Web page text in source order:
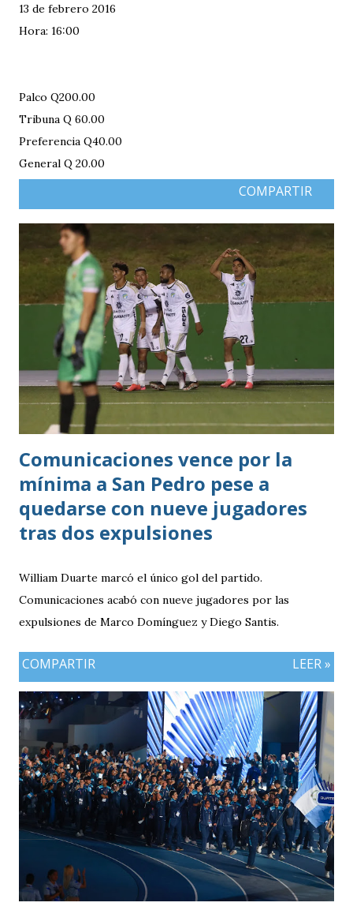
13 de febrero 2016
Hora: 16:00
Palco Q200.00
Tribuna Q 60.00
Preferencia Q40.00
General Q 20.00
COMPARTIR
Comunicaciones vence por la
mínima a San Pedro pese a
quedarse con nueve jugadores
tras dos expulsiones
William Duarte marcó el único gol del partido.
Comunicaciones acabó con nueve jugadores por las
expulsiones de Marco Domínguez y Diego Santis.
COMPARTIR LEER »